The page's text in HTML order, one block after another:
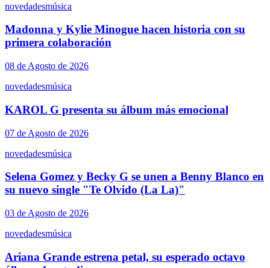
novedadesmúsica
Madonna y Kylie Minogue hacen historia con su
primera colaboración
08 de Agosto de 2026
novedadesmúsica
KAROL G presenta su álbum más emocional
07 de Agosto de 2026
novedadesmúsica
Selena Gomez y Becky G se unen a Benny Blanco en
su nuevo single "Te Olvido (La La)"
03 de Agosto de 2026
novedadesmúsica
Ariana Grande estrena petal, su esperado octavo